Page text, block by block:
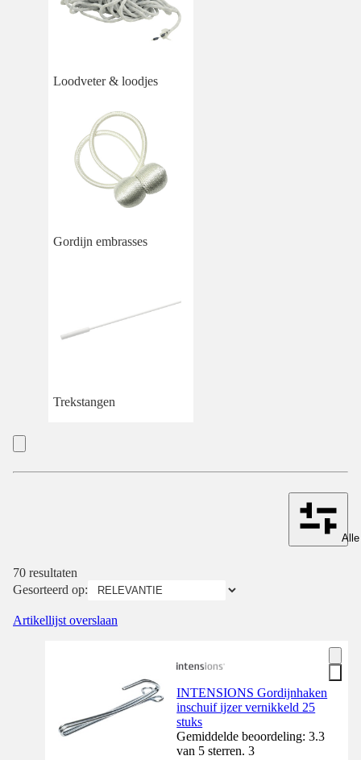
Loodveter & loodjes
Gordijn embrasses
Trekstangen
70 resultaten
Gesorteerd op:
Artikellijst overslaan
INTENSIONS Gordijnhaken
inschuif ijzer vernikkeld 25
stuks
Gemiddelde beoordeling: 3.3
van 5 sterren. 3